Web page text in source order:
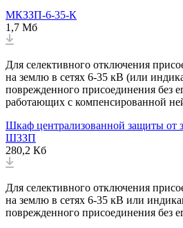
МКЗЗП-6-35-К
1,7 Мб
Для селективного отключения
на землю в сетях 6-35 кВ (или
поврежденного присоединения без
работающих с компенсированной
Шкаф централизованной защиты от
ШЗЗП
280,2 Кб
Для селективного отключения
на землю в сетях 6-35 кВ или
поврежденного присоединения без